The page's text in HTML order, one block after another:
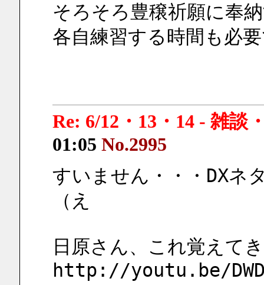
そろそろ豊穣祈願に奉
各自練習する時間も必
Re: 6/12・13・14 - 雑談
01:05 No.2995
すいません・・・DXネ
（え
日原さん、これ覚えて
http://youtu.be/